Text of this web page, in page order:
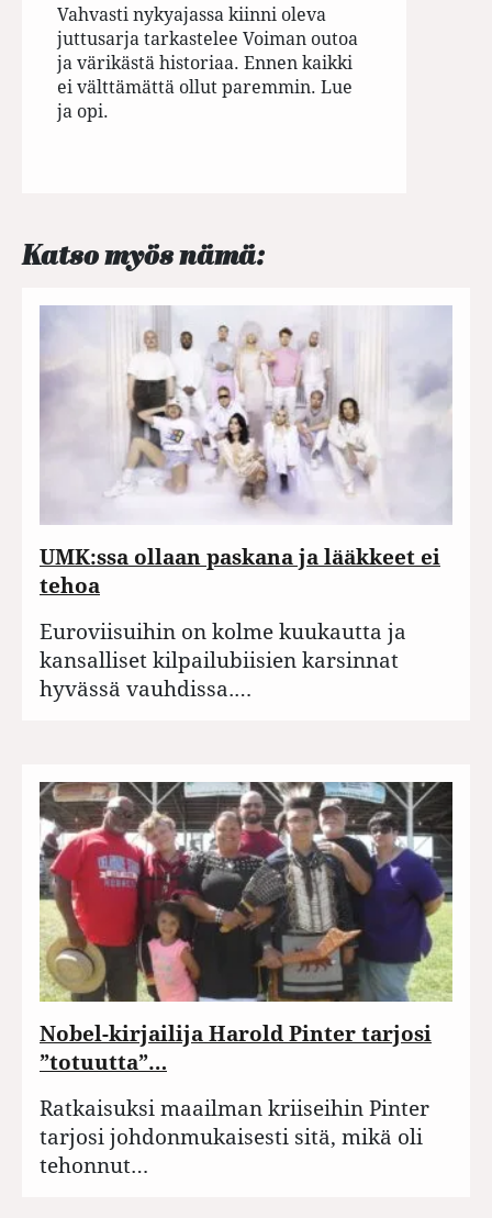
Vahvasti nykyajassa kiinni oleva
juttusarja tarkastelee Voiman outoa
ja värikästä historiaa. Ennen kaikki
ei välttämättä ollut paremmin. Lue
ja opi.
Katso myös nämä:
UMK:ssa ollaan paskana ja lääkkeet ei
tehoa
Euroviisuihin on kolme kuukautta ja
kansalliset kilpailubiisien karsinnat
hyvässä vauhdissa.…
Nobel-kirjailija Harold Pinter tarjosi
”totuutta”…
Ratkaisuksi maailman kriiseihin Pinter
tarjosi johdonmukaisesti sitä, mikä oli
tehonnut…